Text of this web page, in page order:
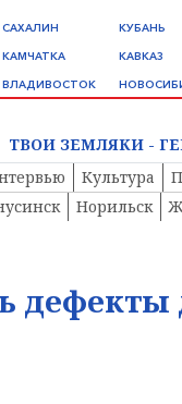
САХАЛИН
КАМЧАТКА
ВЛАДИВОСТОК
КУБАНЬ
КАВКАЗ
ТВОИ ЗЕМЛЯКИ -
Культура
Норильск
дефекты